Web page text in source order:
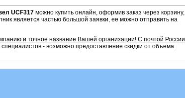
UCF317 можно купить онлайн, оформив заказ через корзину,
является частью большой заявки, ее можно отправить на
и точное название Вашей организации! С почтой России
- возможно предоставление скидки от объема.